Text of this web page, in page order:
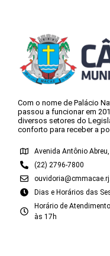
Com o nome de Palácio
passou a funcionar em
diversos setores do
conforto para receber a
Avenida Antônio
(22) 2796-7800
Dias e Horários das
Horário de
às 17h